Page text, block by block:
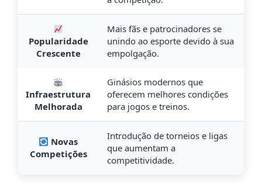
Popularidade
Crescente
Mais fãs e patrocinadores se
unindo ao esporte devido à sua
empolgação.
Infraestrutura
Melhorada
Ginásios modernos que
oferecem melhores condições
para jogos e treinos.
Novas
Competições
Introdução de torneios e ligas
que aumentam a
competitividade.